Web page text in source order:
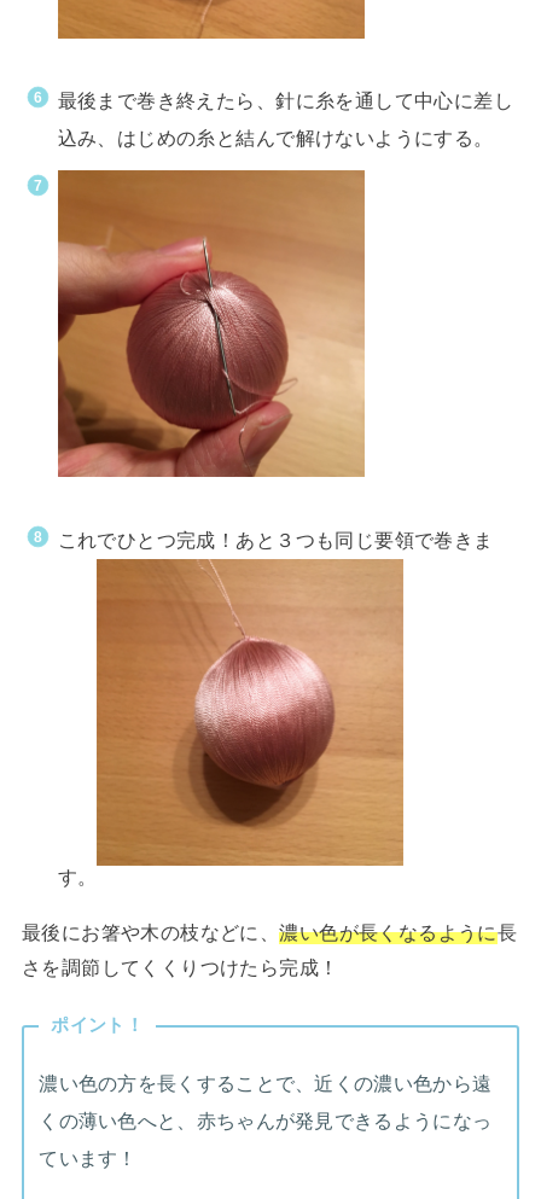
最後まで巻き終えたら、針に糸を通して中心に差し
込み、はじめの糸と結んで解けないようにする。
これでひとつ完成！あと３つも同じ要領で巻きま
す。
最後にお箸や木の枝などに、濃い色が長くなるように長
さを調節してくくりつけたら完成！
ポイント！
濃い色の方を長くすることで、近くの濃い色から遠
くの薄い色へと、赤ちゃんが発見できるようになっ
ています！